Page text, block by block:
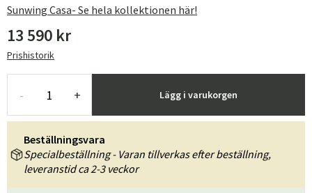
Sunwing Casa- Se hela kollektionen här!
13 590 kr
Prishistorik
- + Lägg i varukorgen
Beställningsvara
Specialbeställning - Varan tillverkas efter beställning,
leveranstid ca 2-3 veckor